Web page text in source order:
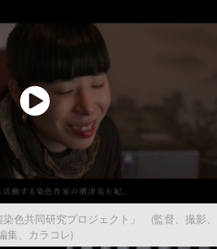
色共同研究プロジェクト」 (監督、撮影、
集、カラコレ)